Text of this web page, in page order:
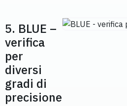
5. BLUE –
verifica
per
diversi
gradi di
precisione